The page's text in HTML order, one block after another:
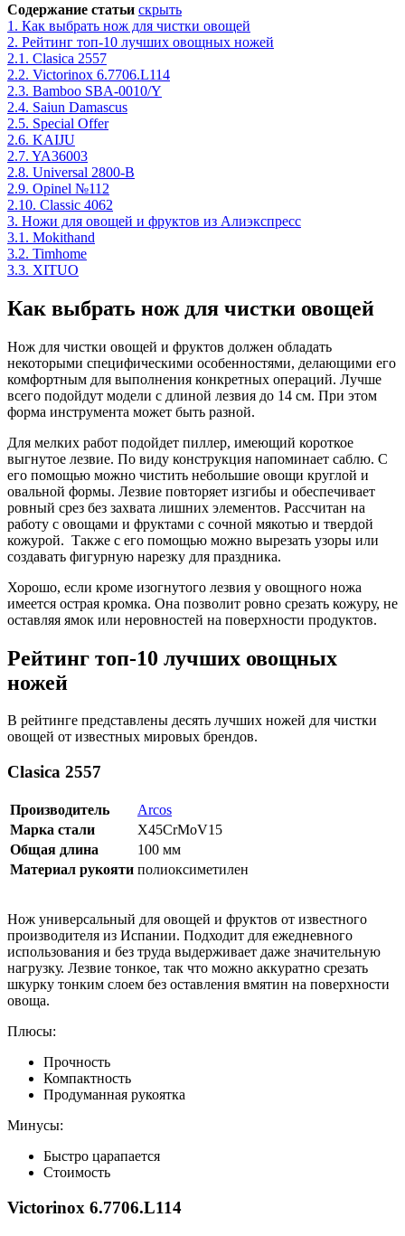
Содержание статьи скрыть
1. Как выбрать нож для чистки овощей
2. Рейтинг топ-10 лучших овощных ножей
2.1. Clasica 2557
2.2. Victorinox 6.7706.L114
2.3. Bamboo SBA-0010/Y
2.4. Saiun Damascus
2.5. Special Offer
2.6. KAIJU
2.7. YA36003
2.8. Universal 2800-B
2.9. Opinel №112
2.10. Classic 4062
3. Ножи для овощей и фруктов из Алиэкспресс
3.1. Mokithand
3.2. Timhome
3.3. XITUO
Как выбрать нож для чистки овощей
Нож для чистки овощей и фруктов должен обладать
некоторыми специфическими особенностями, делающими его
комфортным для выполнения конкретных операций. Лучше
всего подойдут модели с длиной лезвия до 14 см. При этом
форма инструмента может быть разной.
Для мелких работ подойдет пиллер, имеющий короткое
выгнутое лезвие. По виду конструкция напоминает саблю. С
его помощью можно чистить небольшие овощи круглой и
овальной формы. Лезвие повторяет изгибы и обеспечивает
ровный срез без захвата лишних элементов. Рассчитан на
работу с овощами и фруктами с сочной мякотью и твердой
кожурой. Также с его помощью можно вырезать узоры или
создавать фигурную нарезку для праздника.
Хорошо, если кроме изогнутого лезвия у овощного ножа
имеется острая кромка. Она позволит ровно срезать кожуру, не
оставляя ямок или неровностей на поверхности продуктов.
Рейтинг топ-10 лучших овощных
ножей
В рейтинге представлены десять лучших ножей для чистки
овощей от известных мировых брендов.
Clasica 2557
Производитель
Arcos
Марка стали
X45CrMoV15
Общая длина
100 мм
Материал рукояти полиоксиметилен
Нож универсальный для овощей и фруктов от известного
производителя из Испании. Подходит для ежедневного
использования и без труда выдерживает даже значительную
нагрузку. Лезвие тонкое, так что можно аккуратно срезать
шкурку тонким слоем без оставления вмятин на поверхности
овоща.
Плюсы:
Прочность
Компактность
Продуманная рукоятка
Минусы:
Быстро царапается
Стоимость
Victorinox 6.7706.L114